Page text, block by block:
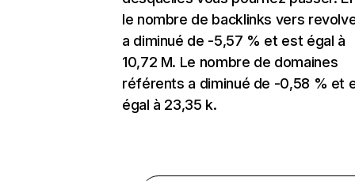
le nombre de backlinks vers
a diminué de -5,57 % et est égal à
10,72 M. Le nombre de domaines
référents a diminué de -0,58 % et
égal à 23,35 k.